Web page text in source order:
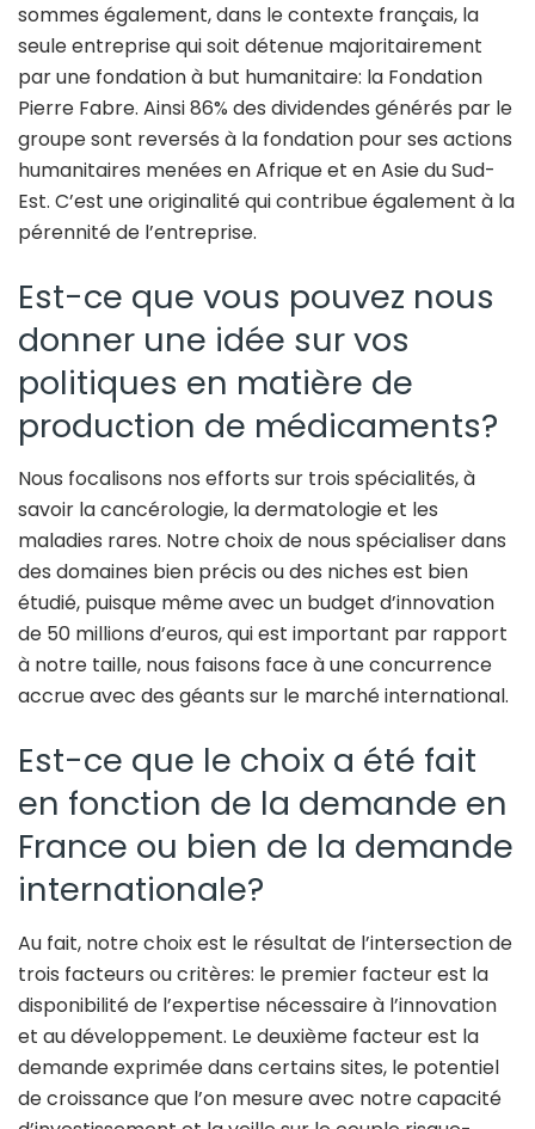
sommes également, dans le contexte français, la
seule entreprise qui soit détenue majoritairement
par une fondation à but humanitaire: la Fondation
Pierre Fabre. Ainsi 86% des dividendes générés par le
groupe sont reversés à la fondation pour ses actions
humanitaires menées en Afrique et en Asie du Sud-
Est. C’est une originalité qui contribue également à la
pérennité de l’entreprise.
Est-ce que vous pouvez nous
donner une idée sur vos
politiques en matière de
production de médicaments?
Nous focalisons nos efforts sur trois spécialités, à
savoir la cancérologie, la dermatologie et les
maladies rares. Notre choix de nous spécialiser dans
des domaines bien précis ou des niches est bien
étudié, puisque même avec un budget d’innovation
de 50 millions d’euros, qui est important par rapport
à notre taille, nous faisons face à une concurrence
accrue avec des géants sur le marché international.
Est-ce que le choix a été fait
en fonction de la demande en
France ou bien de la demande
internationale?
Au fait, notre choix est le résultat de l’intersection de
trois facteurs ou critères: le premier facteur est la
disponibilité de l’expertise nécessaire à l’innovation
et au développement. Le deuxième facteur est la
demande exprimée dans certains sites, le potentiel
de croissance que l’on mesure avec notre capacité